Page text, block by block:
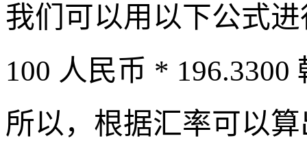
我们可以用以下公式
100 人民币 * 196.3300
所以，根据汇率可以